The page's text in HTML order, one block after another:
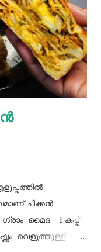
ചിക്കൻ
ഗ്രാം മൈദ - 1 കപ്പ്‌
വെളുത്തുള്ളി - 5